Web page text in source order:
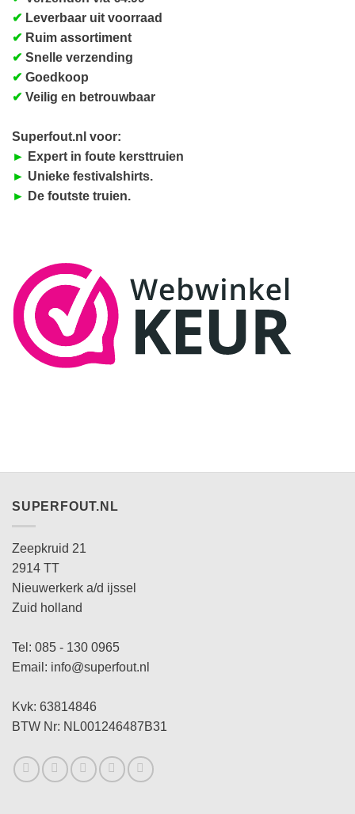
✔ Leverbaar uit voorraad
✔ Ruim assortiment
✔ Snelle verzending
✔ Goedkoop
✔ Veilig en betrouwbaar
Superfout.nl voor:
► Expert in foute kersttruien
► Unieke festivalshirts.
► De foutste truien.
SUPERFOUT.NL
Zeepkruid 21
2914 TT
Nieuwerkerk a/d ijssel
Zuid holland
Tel: 085 - 130 0965
Email: info@superfout.nl
Kvk: 63814846
BTW Nr: NL001246487B31